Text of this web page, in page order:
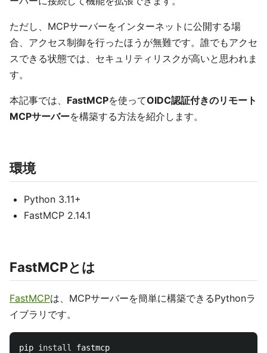
ただし、MCPサーバーをインターネットに公開する場
合、アクセス制御を行ったほうが無難です。誰でもアクセ
スできる状態では、セキュリティリスクが高いと思われま
す。
本記事では、 FastMCPを使ってOIDC認証付きのリモート
MCPサーバーを構築する方法を紹介します。
環境
Python 3.11+
FastMCP 2.14.1
FastMCPとは
FastMCPは、MCPサーバーを簡単に構築できるPythonラ
イブラリです。
pip install